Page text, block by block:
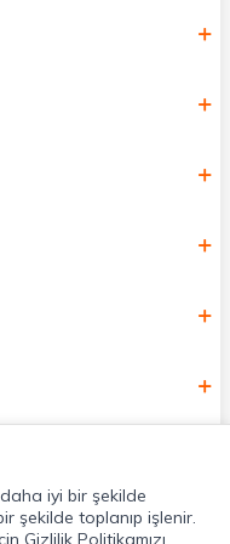
iyi bir şekilde
şekilde toplanıp işlenir.
Gizlilik Politikamızı